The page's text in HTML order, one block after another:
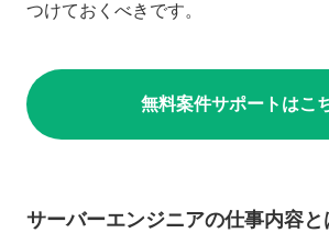
つけておくべきです。
無料案件サポートはこ
サーバーエンジニアの仕事内容と